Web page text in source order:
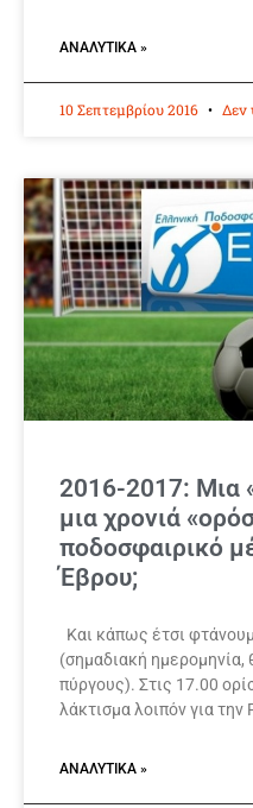
ΑΝΑΛΥΤΙΚΆ »
10 Σεπτεμβρίου 2016 Δεν
2016-2017: Μια
μια χρονιά
ποδοσφαιρικό
Έβρου;
Και κάπως έτσι
(σημαδιακή ημερομηνία,
πύργους). Στις 17.00
λάκτισμα λοιπόν για
ΑΝΑΛΥΤΙΚΆ »